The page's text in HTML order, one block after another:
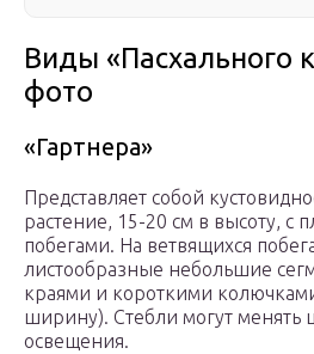
Виды «Пасхального
фото
«Гартнера»
Представляет собой
растение, 15-20 см в высоту, с
побегами. На ветвящихся
листообразные небольшие
краями и короткими
ширину). Стебли могут менять
освещения.